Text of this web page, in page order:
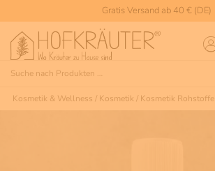
Gratis Versand ab 40 € (DE)
Kosmetik & Wellness / Kosmetik / Kosmetik Rohstoffe